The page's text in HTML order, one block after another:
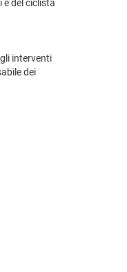
e del ciclista
interventi
dei